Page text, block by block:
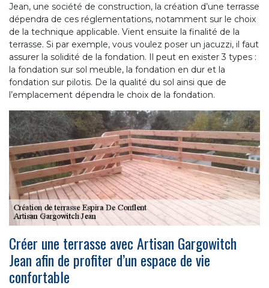
Jean, une société de construction, la création d’une terrasse
dépendra de ces réglementations, notamment sur le choix
de la technique applicable. Vient ensuite la finalité de la
terrasse. Si par exemple, vous voulez poser un jacuzzi, il faut
assurer la solidité de la fondation. Il peut en exister 3 types :
la fondation sur sol meuble, la fondation en dur et la
fondation sur pilotis. De la qualité du sol ainsi que de
l’emplacement dépendra le choix de la fondation.
Créer une terrasse avec Artisan Gargowitch
Jean afin de profiter d’un espace de vie
confortable